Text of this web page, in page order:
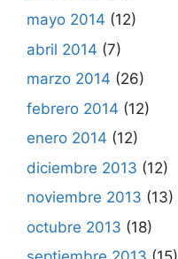
mayo 2014 (12)
abril 2014 (7)
marzo 2014 (26)
febrero 2014 (12)
enero 2014 (12)
diciembre 2013 (12)
noviembre 2013 (13)
octubre 2013 (18)